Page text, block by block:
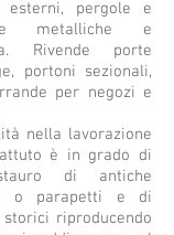
pergole e
metalliche e
Rivende porte
portoni sezionali,
per negozi e
nella lavorazione
è in grado di
di antiche
o parapetti e di
riproducendo